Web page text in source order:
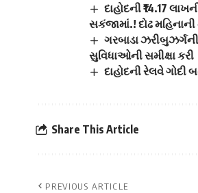
દાહોદની ₹14.17
સકંજામાં.! દોઢ
ગરબાડા
સુવિધાઓની સમીક્ષા કરી
દાહોદની રેલવે
Share This Article
PREVIOUS ARTICLE